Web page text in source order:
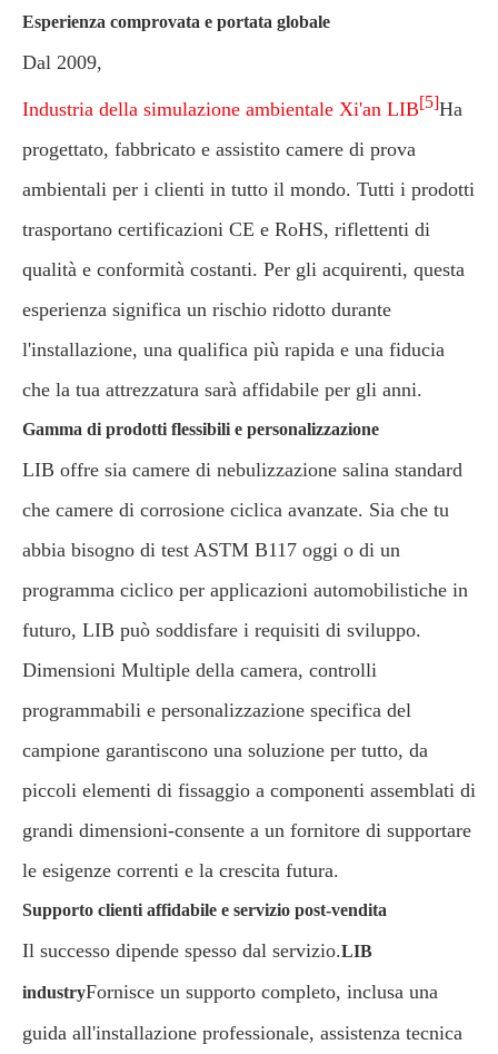
Esperienza comprovata e portata globale
Dal 2009,
Industria della simulazione ambientale Xi'an LIB[5]Ha
progettato, fabbricato e assistito camere di prova
ambientali per i clienti in tutto il mondo. Tutti i prodotti
trasportano certificazioni CE e RoHS, riflettenti di
qualità e conformità costanti. Per gli acquirenti, questa
esperienza significa un rischio ridotto durante
l'installazione, una qualifica più rapida e una fiducia
che la tua attrezzatura sarà affidabile per gli anni.
Gamma di prodotti flessibili e personalizzazione
LIB offre sia camere di nebulizzazione salina standard
che camere di corrosione ciclica avanzate. Sia che tu
abbia bisogno di test ASTM B117 oggi o di un
programma ciclico per applicazioni automobilistiche in
futuro, LIB può soddisfare i requisiti di sviluppo.
Dimensioni Multiple della camera, controlli
programmabili e personalizzazione specifica del
campione garantiscono una soluzione per tutto, da
piccoli elementi di fissaggio a componenti assemblati di
grandi dimensioni-consente a un fornitore di supportare
le esigenze correnti e la crescita futura.
Supporto clienti affidabile e servizio post-vendita
Il successo dipende spesso dal servizio.LIB
industryFornisce un supporto completo, inclusa una
guida all'installazione professionale, assistenza tecnica